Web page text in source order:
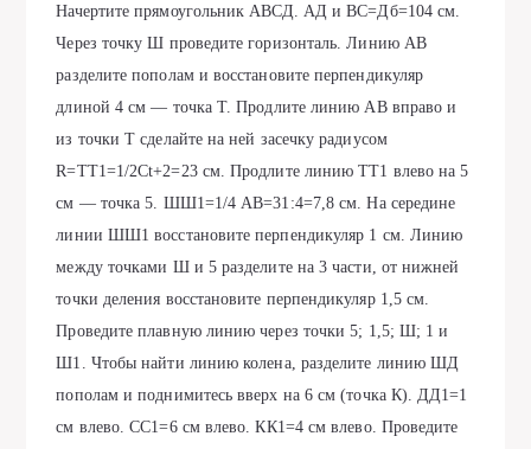
Начертите прямоугольник АВСД. АД и ВС=Дб=104 см.
Через точку Ш проведите горизонталь. Линию АВ
разделите пополам и восстановите перпендикуляр
длиной 4 см — точка Т. Продлите линию АВ вправо и
из точки Т сделайте на ней засечку радиусом
R=TT1=1/2Ct+2=23 см. Продлите линию ТТ1 влево на 5
см — точка 5. ШШ1=1/4 АВ=31:4=7,8 см. На середине
линии ШШ1 восстановите перпендикуляр 1 см. Линию
между точками Ш и 5 разделите на 3 части, от нижней
точки деления восстановите перпендикуляр 1,5 см.
Проведите плавную линию через точки 5; 1,5; Ш; 1 и
Ш1. Чтобы найти линию колена, разделите линию ШД
пополам и поднимитесь вверх на 6 см (точка К). ДД1=1
см влево. СС1=6 см влево. КК1=4 см влево. Проведите